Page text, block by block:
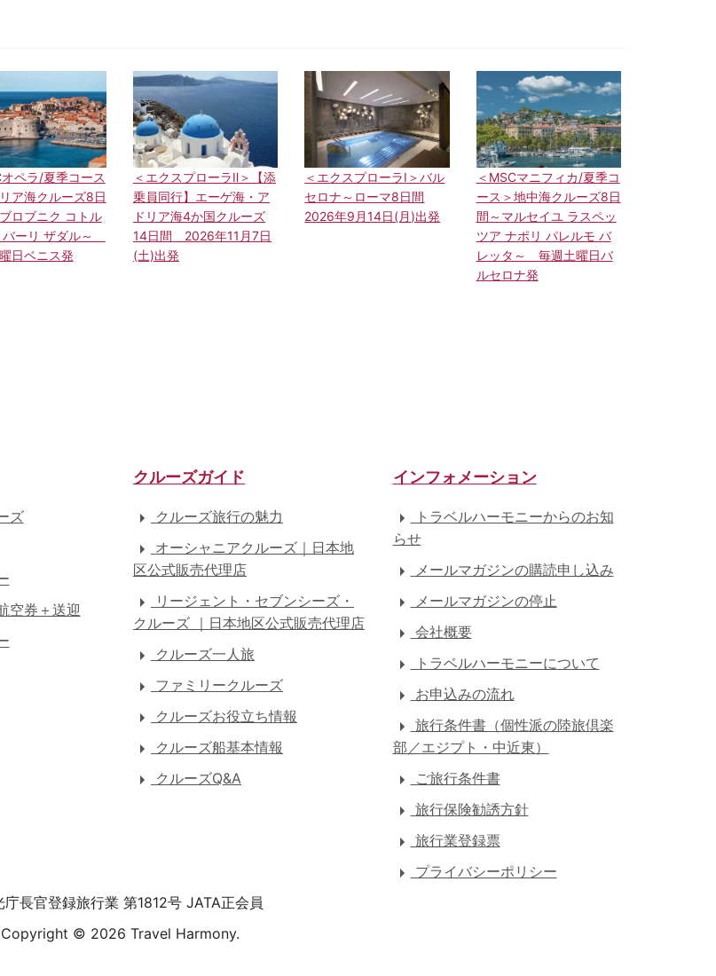
オペラ/夏季コース
ア海クルーズ8日
ロブニク コトル
バーリ ザダル～
日ベニス発
＜エクスプローラⅡ＞【添
乗員同行】エーゲ海・ア
ドリア海4か国クルーズ
14日間 2026年11月7日
(土)出発
＜エクスプローラⅠ＞バル
セロナ～ローマ8日間
2026年9月14日(月)出発
＜MSCマニフィカ/夏季コ
ース＞地中海クルーズ8日
間～マルセイユ ラスペッ
ツア ナポリ パレルモ バ
レッタ～ 毎週土曜日バ
ルセロナ発
ズ
空券＋送迎
クルーズガイド
クルーズ旅行の魅力
オーシャニアクルーズ｜日本地
区公式販売代理店
リージェント・セブンシーズ・
クルーズ ｜日本地区公式販売代理店
クルーズ一人旅
ファミリークルーズ
クルーズお役立ち情報
クルーズ船基本情報
クルーズQ&A
インフォメーション
トラベルハーモニーからのお知
らせ
メールマガジンの購読申し込み
メールマガジンの停止
会社概要
トラベルハーモニーについて
お申込みの流れ
旅行条件書（個性派の陸旅倶楽
部／エジプト・中近東）
ご旅行条件書
旅行保険勧誘方針
旅行業登録票
プライバシーポリシー
庁長官登録旅行業 第1812号 JATA正会員
Copyright © 2026 Travel Harmony.